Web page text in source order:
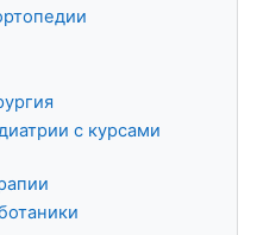
с курсами